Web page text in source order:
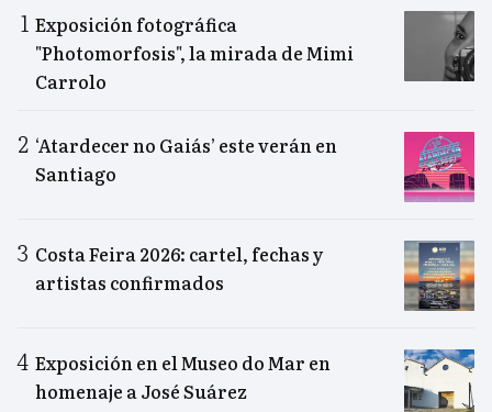
Exposición fotográfica
"Photomorfosis", la mirada de Mimi
Carrolo
‘Atardecer no Gaiás’ este verán en
Santiago
Costa Feira 2026: cartel, fechas y
artistas confirmados
Exposición en el Museo do Mar en
homenaje a José Suárez